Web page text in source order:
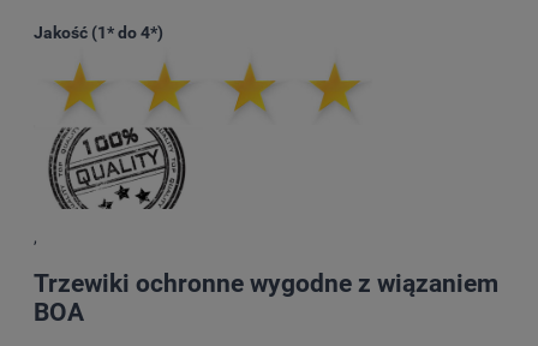
Jakość (1* do 4*)
,
Trzewiki ochronne wygodne z wiązaniem
BOA